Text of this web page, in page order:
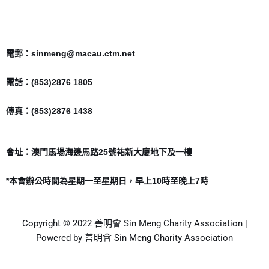
電郵：sinmeng@macau.ctm.net
電話：(853)2876 1805
傳真：(853)2876 1438
會址：澳門馬場海邊馬路25號祐新大廈地下及一樓
*本會辦公時間為星期一至星期日，早上10時至晚上7時
Copyright © 2022 善明會 Sin Meng Charity Association |
Powered by 善明會 Sin Meng Charity Association